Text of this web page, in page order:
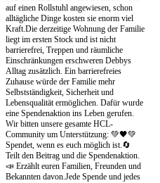
auf einen Rollstuhl angewiesen, schon
alltägliche Dinge kosten sie enorm viel
Kraft.Die derzeitige Wohnung der Familie
liegt im ersten Stock und ist nicht
barrierefrei, Treppen und räumliche
Einschränkungen erschweren Debbys
Alltag zusätzlich. Ein barrierefreies
Zuhause würde der Familie mehr
Selbstständigkeit, Sicherheit und
Lebensqualität ermöglichen. Dafür wurde
eine Spendenaktion ins Leben gerufen.
Wir bitten unsere gesamte HCL-
Community um Unterstützung: 💚🖤💚
Spendet, wenn es euch möglich ist.🔄
Teilt den Beitrag und die Spendenaktion.
📣 Erzählt euren Familien, Freunden und
Bekannten davon.Jede Spende und jedes